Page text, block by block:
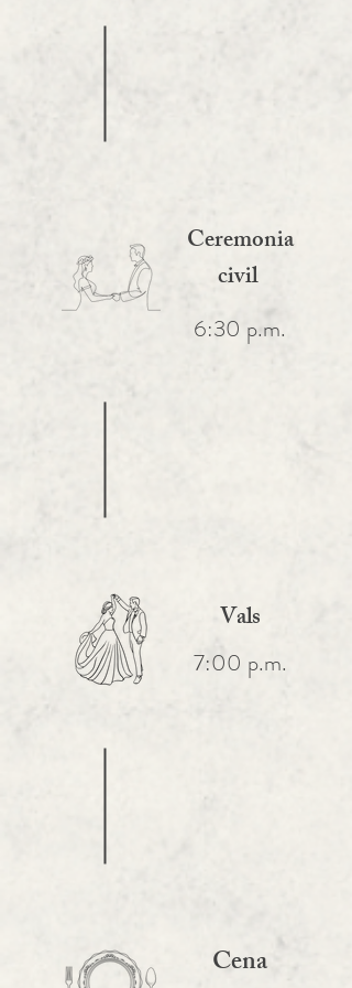
Ceremonia
civil
6:30 p.m.
Vals
7:00 p.m.
Cena